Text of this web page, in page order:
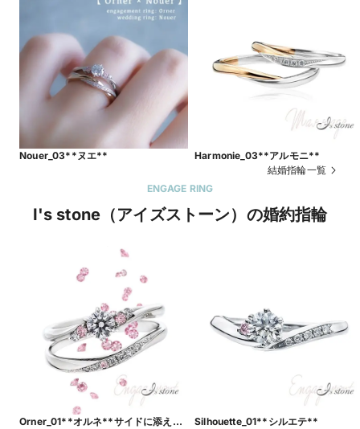
Nouer_03**ヌエ**
Harmonie_03**アルモニ**
結婚指輪一覧
ENGAGE RING
I's stone（アイズストーン）の婚約指輪
Orner_01**オルネ**サイドに添えら
Silhouette_01**シルエテ**